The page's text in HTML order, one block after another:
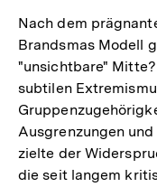
Nach dem
Brandsmas Modell
"unsichtbare"
subtilen
Ausgrenzungen
zielte der
die seit langem